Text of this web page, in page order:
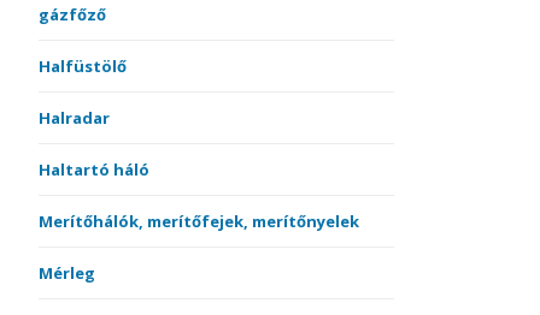
gázfőző
Halfüstölő
Halradar
Haltartó háló
Merítőhálók, merítőfejek, merítőnyelek
Mérleg